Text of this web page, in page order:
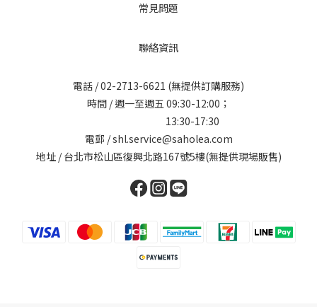
常見問題
聯絡資訊
電話 /02-2713-6621 (無提供訂購服務)
時間 / 週一至週五 09:30-12:00；
13:30-17:30
電郵 / shl.service@saholea.com
地址 / 台北市松山區復興北路167號5樓(無提供現場販售)